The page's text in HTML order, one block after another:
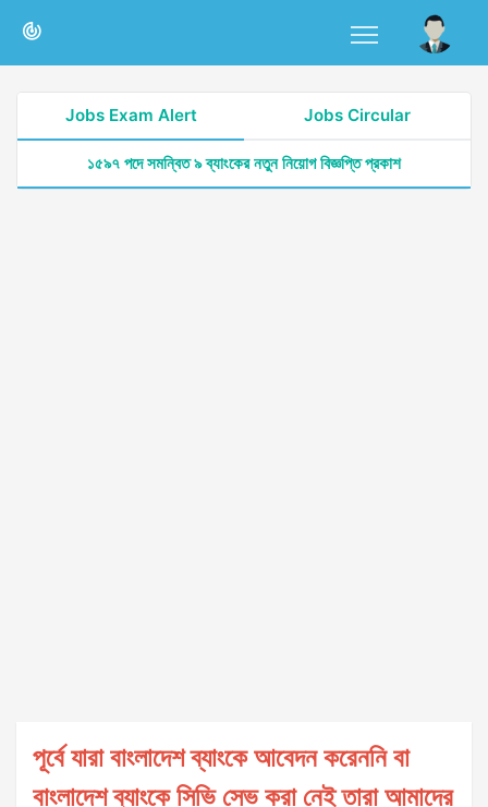
Jobs Exam Alert Jobs Circular
১৫৯৭ পদে সমন্বিত ৯ ব্যাংকের নতুন নিয়োগ বিজ্ঞপ্তি প্রকাশ
পূর্বে যারা বাংলাদেশ ব্যাংকে আবেদন করেননি বা
বাংলাদেশ ব্যাংকে সিভি সেভ করা নেই তারা আমাদের